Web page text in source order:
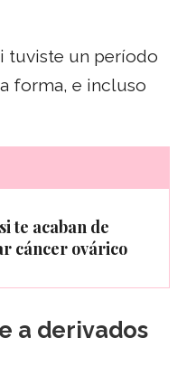
tuviste un período
forma, e incluso
te acaban de
cáncer ovárico
a derivados